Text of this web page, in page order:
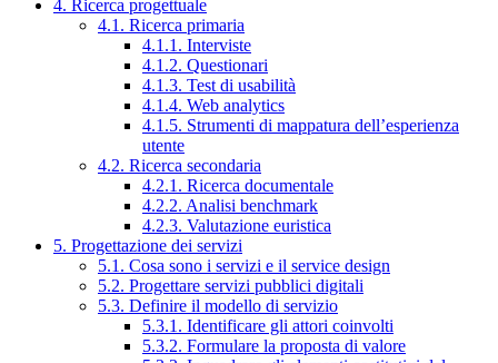
4. Ricerca progettuale
4.1. Ricerca primaria
4.1.1. Interviste
4.1.2. Questionari
4.1.3. Test di usabilità
4.1.4. Web analytics
4.1.5. Strumenti di mappatura dell’esperienza
utente
4.2. Ricerca secondaria
4.2.1. Ricerca documentale
4.2.2. Analisi benchmark
4.2.3. Valutazione euristica
5. Progettazione dei servizi
5.1. Cosa sono i servizi e il service design
5.2. Progettare servizi pubblici digitali
5.3. Definire il modello di servizio
5.3.1. Identificare gli attori coinvolti
5.3.2. Formulare la proposta di valore